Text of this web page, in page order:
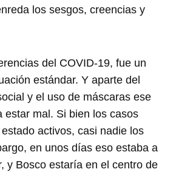
los sesgos, creencias y
del COVID-19, fue un
estándar. Y aparte del
y el uso de máscaras ese
estar mal. Si bien los casos
activos, casi nadie los
en unos días eso estaba a
y Bosco estaría en el centro de